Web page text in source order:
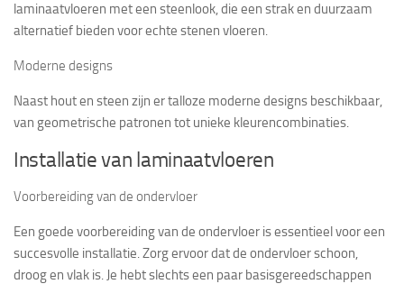
laminaatvloeren met een steenlook, die een strak en duurzaam
alternatief bieden voor echte stenen vloeren.
Moderne designs
Naast hout en steen zijn er talloze moderne designs beschikbaar,
van geometrische patronen tot unieke kleurencombinaties.
Installatie van laminaatvloeren
Voorbereiding van de ondervloer
Een goede voorbereiding van de ondervloer is essentieel voor een
succesvolle installatie. Zorg ervoor dat de ondervloer schoon,
droog en vlak is. Je hebt slechts een paar basisgereedschappen